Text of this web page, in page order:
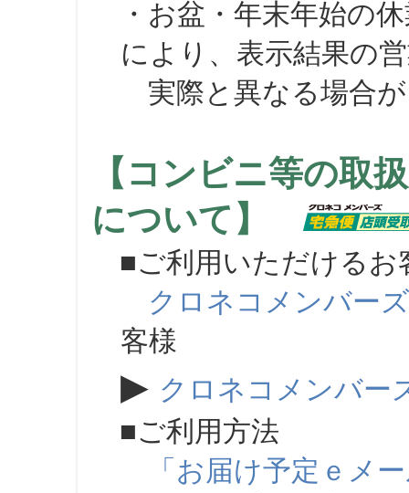
・お盆・年末年始の
により、表示結果の
実際と異なる場合が
【コンビニ等の取
について】
■ご利用いただけるお
クロネコメンバーズ
客様
▶ クロネコメンバー
■ご利用方法
「お届け予定ｅメ